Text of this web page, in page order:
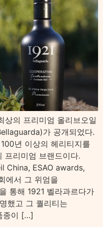
상의 프리미엄 올리브오일
가 공개되었다.
년 이상의 헤리티지를
프리미엄 브랜드이다.
China, ESAO awards,
에서 그 위엄을
통해 1921 벨라과르다가
했고 그 퀄리티는
종이 […]